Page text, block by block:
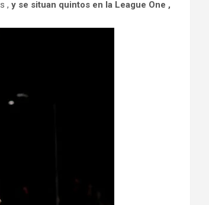
, y se situan quintos en la League One ,